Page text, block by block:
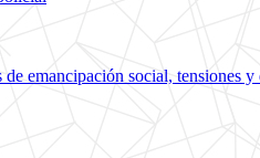
emancipación social, tensiones